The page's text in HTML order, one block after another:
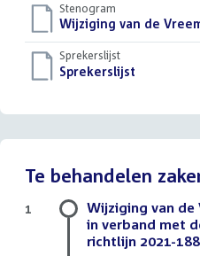
Stenogram
Download
bestand:
Wijziging van de
Sprekerslijst
Download
Sprekerslijst
Te behandelen
Wijziging van de
in verband met
richtlijn 2021-
1